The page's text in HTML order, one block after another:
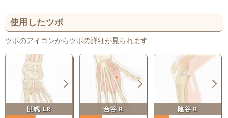
使用したツボ
ツボのアイコンからツボの詳細が見られます
開魄 LR 合谷 R 陰谷 R